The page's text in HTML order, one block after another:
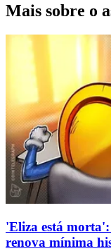
Mais sobre o
'Eliza está
renova mínima